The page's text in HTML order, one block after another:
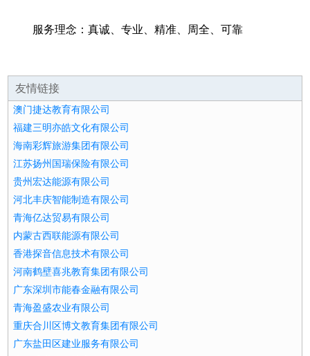
服务理念：真诚、专业、精准、周全、可靠
友情链接
澳门捷达教育有限公司
福建三明亦皓文化有限公司
海南彩辉旅游集团有限公司
江苏扬州国瑞保险有限公司
贵州宏达能源有限公司
河北丰庆智能制造有限公司
青海亿达贸易有限公司
内蒙古西联能源有限公司
香港探音信息技术有限公司
河南鹤壁喜兆教育集团有限公司
广东深圳市能春金融有限公司
青海盈盛农业有限公司
重庆合川区博文教育集团有限公司
广东盐田区建业服务有限公司